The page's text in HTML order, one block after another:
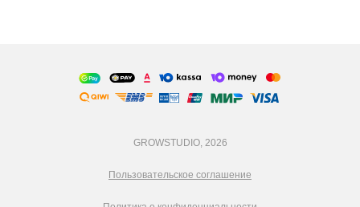
GROWSTUDIO, 2026
Пользовательское соглашение